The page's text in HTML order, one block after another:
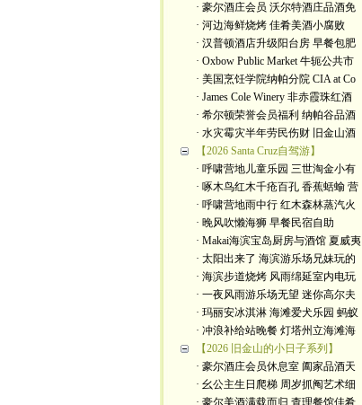
· 豪尔酒庄会员 沃尔特酒庄品酒免
· 河边海鲜烧烤 佳肴美酒小腐败
· 汉普顿酒店升级阳台房 早餐包肥
· Oxbow Public Market 牛轭公共市
· 美国烹饪学院纳帕分院 CIA at Co
· James Cole Winery 非赤霞珠红酒
· 希尔顿荣誉会员福利 纳帕谷品酒
· 水灾霉灾半年劳民伤财 旧金山酒
【2026 Santa Cruz自驾游】
· 呼啸营地儿童乐园 三世淘金小有
· 啄木鸟红木千疮百孔 香蕉蛞蝓 营
· 呼啸营地雨中行 红木森林蒸汽火
· 晚风吹懒海狮 早餐民宿自助
· Makai海滨宝岛厨房与酒馆 夏威夷
· 太阳出来了 海滨游乐场兄妹玩的
· 海滨步道烧烤 风雨绵延室内电玩
· 一夜风雨游乐场无望 迷你高尔夫
· 玛丽安冰淇淋 海滩爱犬乐园 蚂蚁
· 冲浪补给站晚餐 灯塔州立海滩海
【2026 旧金山的小日子系列】
· 豪尔酒庄会员休息室 阖家品酒天
· 幺公主生日爬梯 周岁抓阄艺术细
· 豪尔美酒满载而归 查理餐馆佳肴